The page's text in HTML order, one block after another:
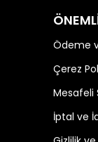
Ödeme
Çerez
Mesafeli
İptal ve